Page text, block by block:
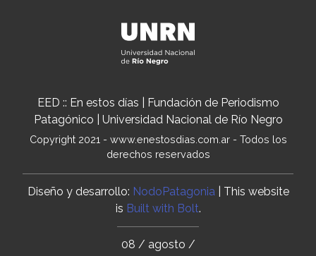
EED :: En estos días | Fundación de Periodismo
Patagónico | Universidad Nacional de Río Negro
Copyright 2021 - www.enestosdias.com.ar - Todos los
derechos reservados
Diseño y desarrollo: NodoPatagonia| This website
is Built with Bolt.
08 / agosto /